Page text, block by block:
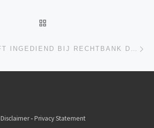
BEROEPSCHRIFT INGEDIEND BIJ RECHTBANK DEN HAAG
Disclaimer-Privacy Statement